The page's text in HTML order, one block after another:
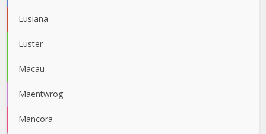
Lusiana
Luster
Macau
Maentwrog
Mancora